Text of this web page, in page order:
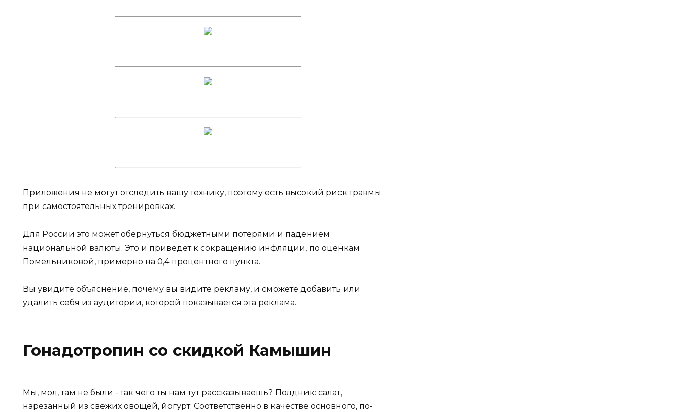
Приложения не могут отследить вашу технику, поэтому есть высокий риск травмы
при самостоятельных тренировках.
Для России это может обернуться бюджетными потерями и падением
национальной валюты. Это и приведет к сокращению инфляции, по оценкам
Помельниковой, примерно на 0,4 процентного пункта.
Вы увидите объяснение, почему вы видите рекламу, и сможете добавить или
удалить себя из аудитории, которой показывается эта реклама.
Гонадотропин со скидкой Камышин
Мы, мол, там не были - так чего ты нам тут рассказываешь? Полдник: салат,
нарезанный из свежих овощей, йогурт. Соответственно в качестве основного, по-